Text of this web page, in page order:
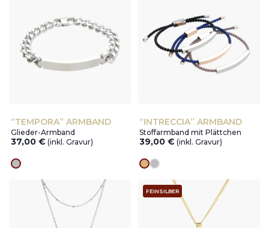
“TEMPORA” ARMBAND
Glieder-Armband
37,00€ (inkl. Gravur)
silver
“INTRECCIA” ARMBAND
Stoffarmband mit Plättchen
39,00€ (inkl. Gravur)
Goldes
silver
FEINSILBER